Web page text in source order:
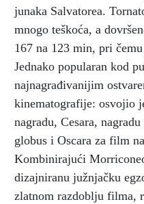
junaka Salvatorea.
mnogo teškoća, a
167 na 123 min, pri
Jednako popularan kod
najnagrađivanijim
kinematografije: osvojio
nagradu, Cesara,
globus i Oscara za film
Kombinirajući
dizajniranu južnjačku
zlatnom razdoblju filma,